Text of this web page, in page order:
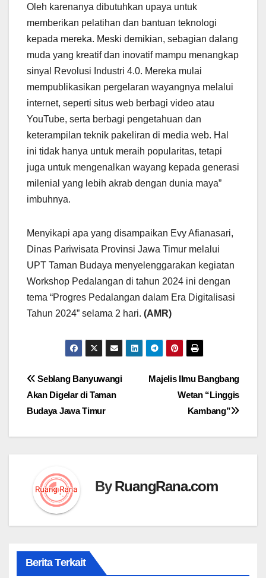
Oleh karenanya dibutuhkan upaya untuk
memberikan pelatihan dan bantuan teknologi
kepada mereka. Meski demikian, sebagian dalang
muda yang kreatif dan inovatif mampu menangkap
sinyal Revolusi Industri 4.0. Mereka mulai
mempublikasikan pergelaran wayangnya melalui
internet, seperti situs web berbagi video atau
YouTube, serta berbagi pengetahuan dan
keterampilan teknik pakeliran di media web. Hal
ini tidak hanya untuk meraih popularitas, tetapi
juga untuk mengenalkan wayang kepada generasi
milenial yang lebih akrab dengan dunia maya”
imbuhnya.
Menyikapi apa yang disampaikan Evy Afianasari,
Dinas Pariwisata Provinsi Jawa Timur melalui
UPT Taman Budaya menyelenggarakan kegiatan
Workshop Pedalangan di tahun 2024 ini dengan
tema “Progres Pedalangan dalam Era Digitalisasi
Tahun 2024” selama 2 hari. (AMR)
Navigasi
pos
Majelis Ilmu Bangbang
Wetan “Linggis
Kambang”
Seblang Banyuwangi
Akan Digelar di Taman
Budaya Jawa Timur
ByRuangRana.com
Berita Terkait